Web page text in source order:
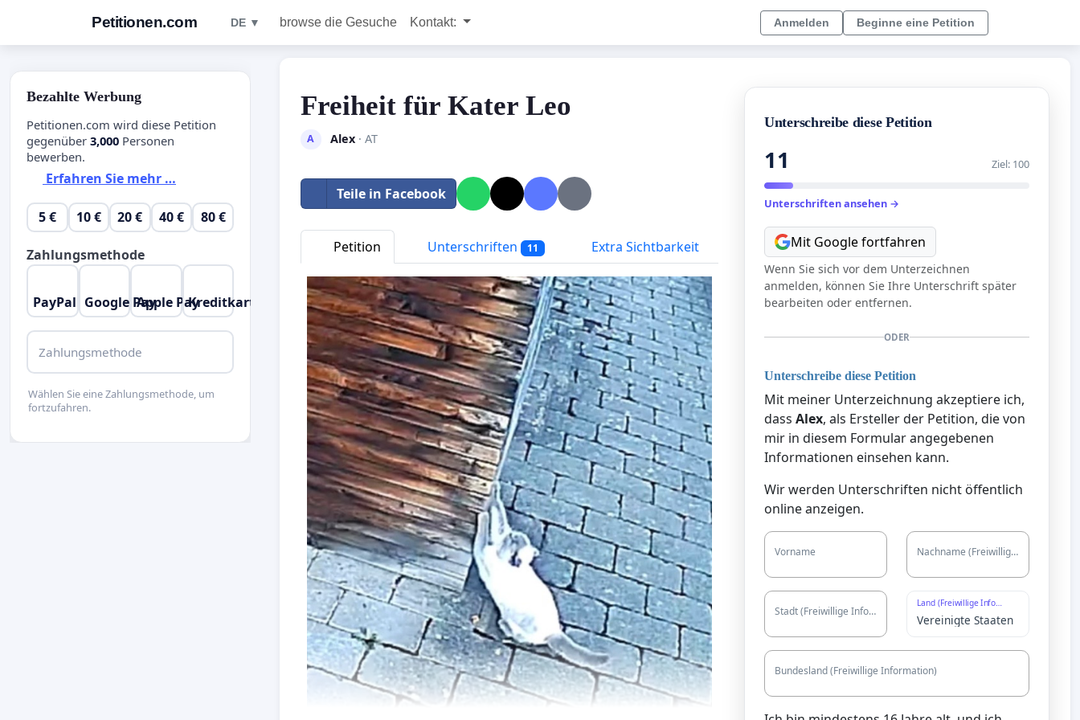
Petitionen.com DE ▼ browse die Gesuche Kontakt: Anmelden Beginne eine Petition
Freiheit für Kater Leo
A Alex· AT
Teile in Facebook
Petition Unterschriften 11 Extra Sichtbarkeit
Unterschreibe diese Petition
11 Ziel: 100
Unterschriften ansehen →
Mit Google fortfahren
Wenn Sie sich vor dem Unterzeichnen
anmelden, können Sie Ihre Unterschrift später
bearbeiten oder entfernen.
ODER
Unterschreibe diese Petition
Mit meiner Unterzeichnung akzeptiere ich,
dass Alex, als Ersteller der Petition, die von
mir in diesem Formular angegebenen
Informationen einsehen kann.
Wir werden Unterschriften nicht öffentlich
online anzeigen.
Vorname Nachname (Freiwillige Information)
Stadt (Freiwillige Information)
Land (Freiwillige Information)
Bundesland (Freiwillige Information)
Bezahlte Werbung
Petitionen.com wird diese Petition
gegenüber 3,000 Personen
bewerben.
Erfahren Sie mehr …
5 € 10 € 20 € 40 € 80 €
Zahlungsmethode
PayPal Google PayApple PayKreditkarte
Zahlungsmethode
Wählen Sie eine Zahlungsmethode, um
fortzufahren.